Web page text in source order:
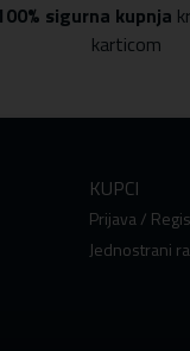
sigurna kupnja
karticom
KUPCI
Prijava /
Jednostrani